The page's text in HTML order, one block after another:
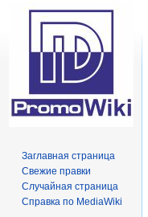
Заглавная страница
Свежие правки
Случайная страница
Справка по MediaWiki